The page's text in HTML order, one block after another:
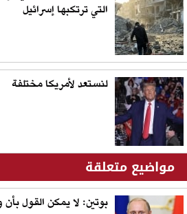
التي ترتكبها إسرائيل
لنستعد لأمريكا مختلفة
مواضيع متعلقة
بوتين: لا يمكن القول